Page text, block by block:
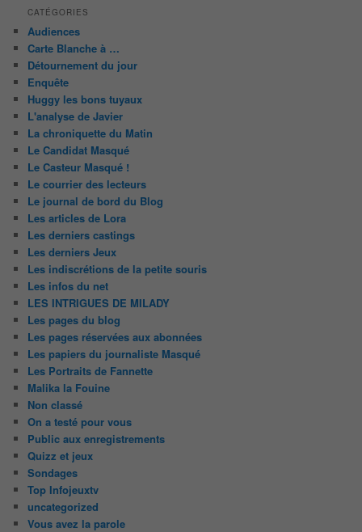
CATÉGORIES
Audiences
Carte Blanche à …
Détournement du jour
Enquête
Huggy les bons tuyaux
L'analyse de Javier
La chroniquette du Matin
Le Candidat Masqué
Le Casteur Masqué !
Le courrier des lecteurs
Le journal de bord du Blog
Les articles de Lora
Les derniers castings
Les derniers Jeux
Les indiscrétions de la petite souris
Les infos du net
LES INTRIGUES DE MILADY
Les pages du blog
Les pages réservées aux abonnées
Les papiers du journaliste Masqué
Les Portraits de Fannette
Malika la Fouine
Non classé
On a testé pour vous
Public aux enregistrements
Quizz et jeux
Sondages
Top Infojeuxtv
uncategorized
Vous avez la parole